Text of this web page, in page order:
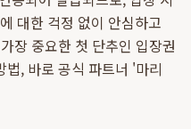
대한 걱정 없이 안심하고
장 중요한 첫 단추인 입장권
, 바로 공식 파트너 '마리